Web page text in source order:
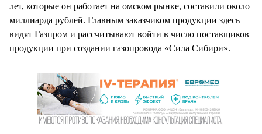
лет, которые он работает на омском рынке, составили около
миллиарда рублей. Главным заказчиком продукции здесь
видят Газпром и рассчитывают войти в число поставщиков
продукции при создании газопровода «Сила Сибири».